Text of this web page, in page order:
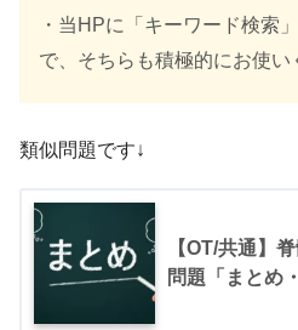
・当HPに「キーワード検索
で、そちらも積極的にお使い
類似問題です↓
【OT/共通】
問題「まとめ